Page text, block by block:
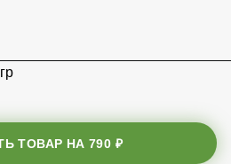
ТОВАР НА790 ₽